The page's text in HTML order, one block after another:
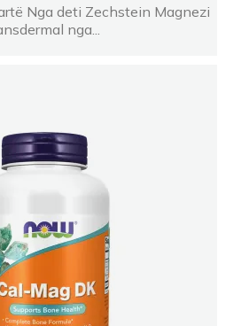
Nga deti Zechstein Magnezi
nga...